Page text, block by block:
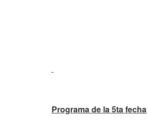
Programa de la 5ta fecha